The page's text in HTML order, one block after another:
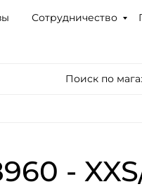
Сотрудничество
Поиск по
-